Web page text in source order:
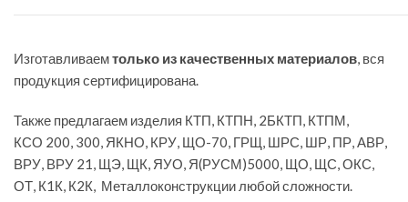
Изготавливаемтолько из качественных материалов, вся
продукция сертифицирована.
Также предлагаем изделия КТП, КТПН, 2БКТП, КТПМ,
КСО 200, 300, ЯКНО, КРУ, ЩО-70, ГРЩ, ШРС, ШР, ПР, АВР,
ВРУ, ВРУ 21, ЩЭ, ЩК, ЯУО, Я(РУСМ)5000, ЩО, ЩС, ОКС,
ОТ, К1К, К2К, Металлоконструкции любой сложности.